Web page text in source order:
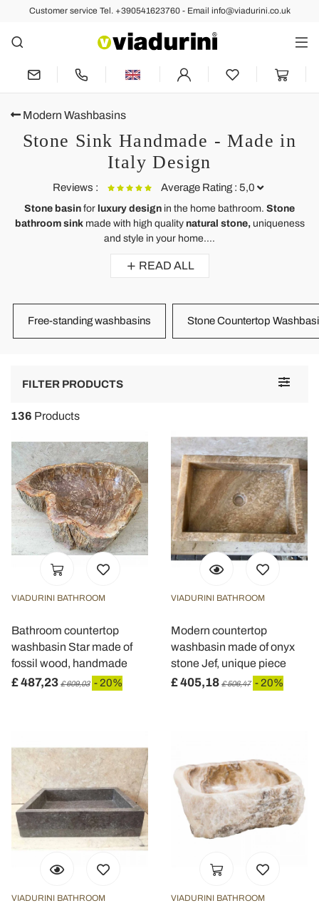
Customer service Tel. +390541623760 - Email info@viadurini.co.uk
Modern Washbasins
Stone Sink Handmade - Made in
Italy Design
Reviews : Average Rating : 5,0
White natural stone washbasin Sam, unique piece
This sink is well designed. Visually, the washbasin is massive and with
Stone basin for luxury design in the home bathroom. Stone
bathroom sinkmade with high quality natural stone,uniqueness
and style in your home....
READ ALL
Free-standing washbasins Stone Countertop
Toggle
FILTER PRODUCTS
136 Products
VIADURINI BATHROOM
Bathroom countertop
washbasin Star made of
fossil wood, handmade
£ 487,23 £ 609,03 - 20%
VIADURINI BATHROOM
Modern countertop
washbasin made of onyx
stone Jef, unique piece
£ 405,18 £ 506,47 - 20%
VIADURINI BATHROOM VIADURINI BATHROOM